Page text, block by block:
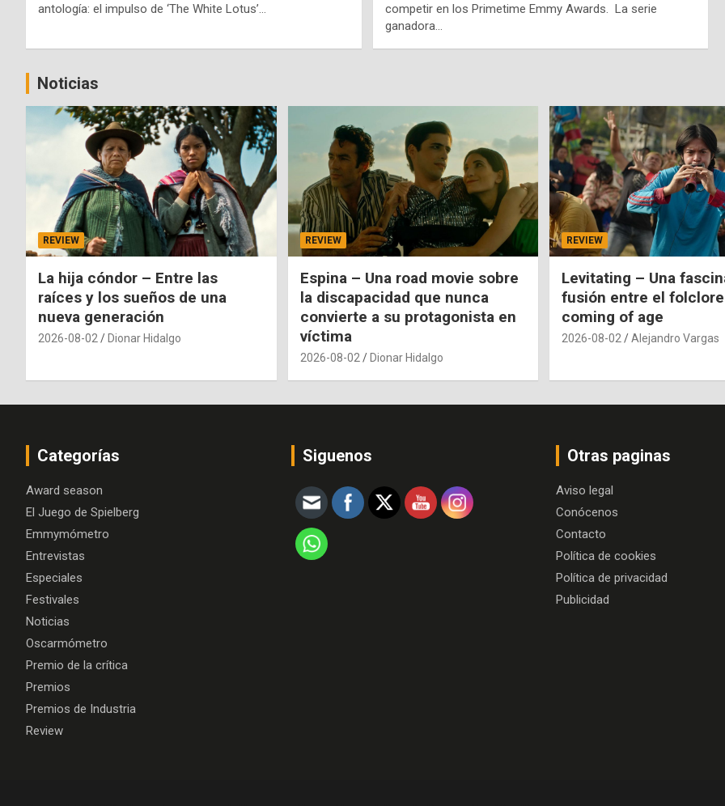
antología: el impulso de ‘The White Lotus’…
competir en los Primetime Emmy Awards. La serie
ganadora…
Noticias
REVIEW
La hija cóndor – Entre las
raíces y los sueños de una
nueva generación
2026-08-02 Dionar Hidalgo
REVIEW
Espina – Una road movie sobre
la discapacidad que nunca
convierte a su protagonista en
víctima
2026-08-02 Dionar Hidalgo
REVIEW
Levitating – Una
fusión entre el
coming of age
2026-08-02 Alejandro Vargas
Categorías
Award season
El Juego de Spielberg
Emmymómetro
Entrevistas
Especiales
Festivales
Noticias
Oscarmómetro
Premio de la crítica
Premios
Premios de Industria
Review
Siguenos Otras paginas
Aviso legal
Conócenos
Contacto
Política de cookies
Política de privacidad
Publicidad